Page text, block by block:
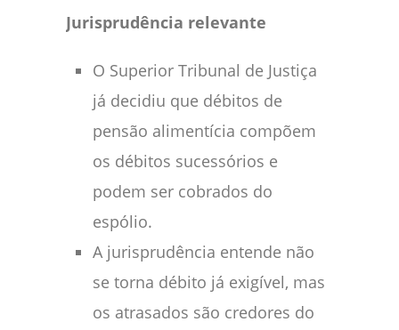
Jurisprudência relevante
O Superior Tribunal de Justiça
já decidiu que débitos de
pensão alimentícia compõem
os débitos sucessórios e
podem ser cobrados do
espólio.
A jurisprudência entende não
se torna débito já exigível, mas
os atrasados são credores do